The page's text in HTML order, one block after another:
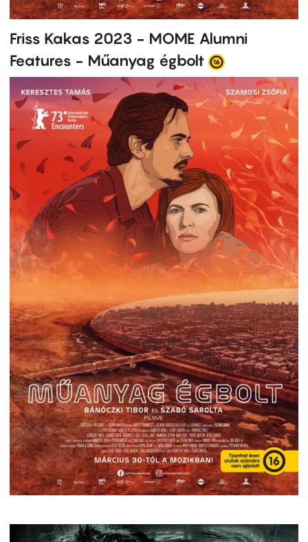
Friss Kakas 2023 - MOME Alumni
Features - Műanyag égbolt